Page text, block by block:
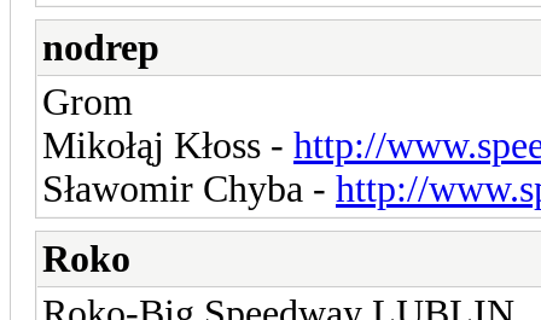
nodrep
Grom
Mikołąj Kłoss - http://
Sławomir Chyba - http://
Roko